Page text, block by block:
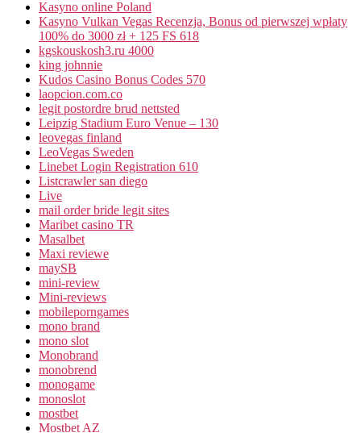
Kasyno online Poland
Kasyno Vulkan Vegas Recenzja, Bonus od pierwszej wpłaty
100% do 3000 zł + 125 FS 618
kgskouskosh3.ru 4000
king johnnie
Kudos Casino Bonus Codes 570
laopcion.com.co
legit postordre brud nettsted
Leipzig Stadium Euro Venue – 130
leovegas finland
LeoVegas Sweden
Linebet Login Registration 610
Listcrawler san diego
Live
mail order bride legit sites
Maribet casino TR
Masalbet
Maxi reviewe
maySB
mini-review
Mini-reviews
mobileporngames
mono brand
mono slot
Monobrand
monobrend
monogame
monoslot
mostbet
Mostbet AZ